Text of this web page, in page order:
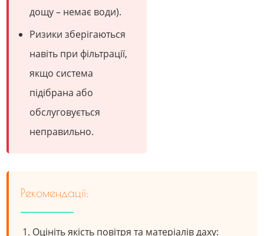
дощу – немає води).
Ризики зберігаються
навіть при фільтрації,
якщо система
підібрана або
обслуговується
неправильно.
Рекомендації:
Оцініть якість повітря та матеріалів даху: